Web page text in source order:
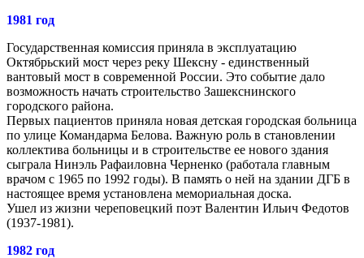
1981 год
Государственная комиссия приняла в эксплуатацию
Октябрьский мост через реку Шексну - единственный
вантовый мост в современной России. Это событие дало
возможность начать строительство Зашекснинского
городского района.
Первых пациентов приняла новая детская городская больница
по улице Командарма Белова. Важную роль в становлении
коллектива больницы и в строительстве ее нового здания
сыграла Нинэль Рафаиловна Черненко (работала главным
врачом с 1965 по 1992 годы). В память о ней на здании ДГБ в
настоящее время установлена мемориальная доска.
Ушел из жизни череповецкий поэт Валентин Ильич Федотов
(1937-1981).
1982 год